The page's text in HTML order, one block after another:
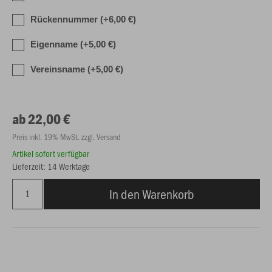
Rückennummer (+6,00 €)
Eigenname (+5,00 €)
Vereinsname (+5,00 €)
ab 22,00 €
Preis inkl. 19% MwSt. zzgl. Versand
Artikel sofort verfügbar
Lieferzeit: 14 Werktage
In den Warenkorb